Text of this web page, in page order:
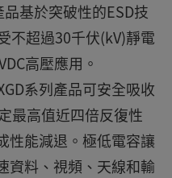
基於突破性的ESD技
不超過30千伏(kV)靜電
高壓應用。
系列產品可安全吸收
最高值近四倍反復性
性能減退。極低電容讓
資料、視頻、天線和輸